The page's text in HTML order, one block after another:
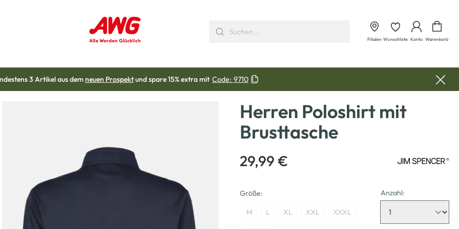
Filialen Wunschliste Konto Warenkorb
3 Artikel aus demneuen Prospektund spare 15% extra mit Code: 9710
Herren Poloshirt mit
Brusttasche
29,99 €
Größe:
M L XL XXL XXXL
Anzahl: